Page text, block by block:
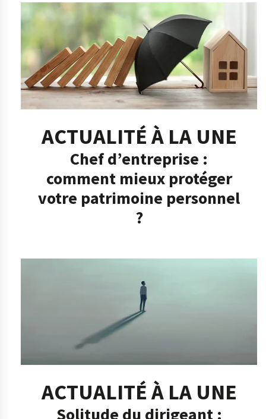
ACTUALITÉ À LA UNE
Chef d’entreprise :
comment mieux protéger
votre patrimoine personnel
?
ACTUALITÉ À LA UNE
Solitude du dirigeant :